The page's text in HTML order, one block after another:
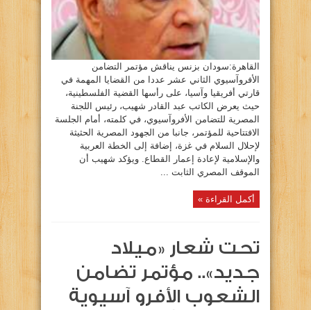
القاهرة:سودان بزنس يناقش مؤتمر التضامن
الأفروآسيوي الثاني عشر عددا من القضايا المهمة في
قارتي أفريقيا وآسيا، على رأسها القضية الفلسطينية،
حيث يعرض الكاتب عبد القادر شهيب، رئيس اللجنة
المصرية للتضامن الأفروآسيوي، في كلمته، أمام الجلسة
الافتتاحية للمؤتمر، جانبا من الجهود المصرية الحثيثة
لإحلال السلام في غزة، إضافة إلى الخطة العربية
والإسلامية لإعادة إعمار القطاع. ويؤكد شهيب أن
الموقف المصري الثابت ...
أكمل القراءة »
تحت شعار «ميلاد
جديد».. مؤتمر تضامن
الشعوب الأفرو آسيوية